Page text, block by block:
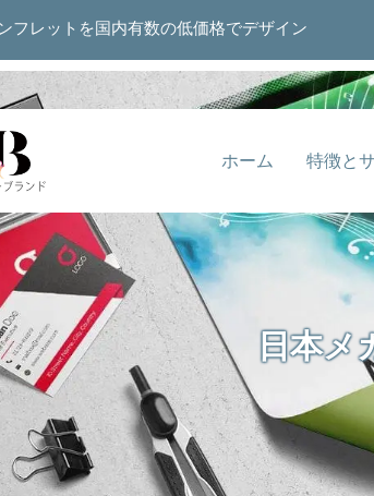
フレットを国内有数の低価格でデザイン
ホーム 特徴と
日本メ